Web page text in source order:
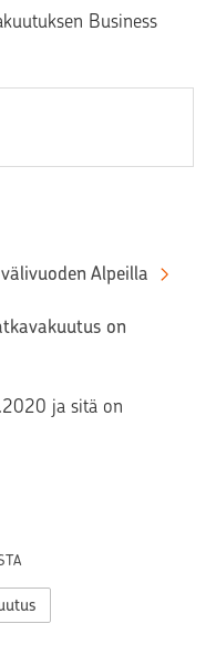
Business
Alpeilla
on
ja sitä on